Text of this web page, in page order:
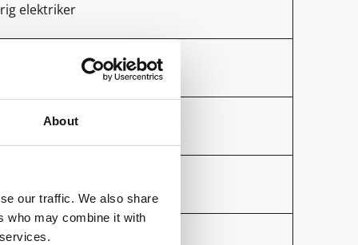
About
our traffic. We also share
who may combine it with
elektriker